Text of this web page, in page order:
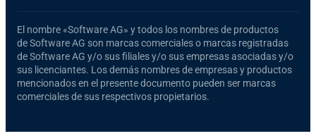
El nombre«Software AG» y todos los nombres de productos
de Software AG son marcas comerciales o marcas registradas
de Software AG y/o sus filiales y/o sus empresas asociadas y/o
sus licenciantes. Los demás nombres de empresas y productos
mencionados en el presente documento pueden ser marcas
comerciales de sus respectivos propietarios.